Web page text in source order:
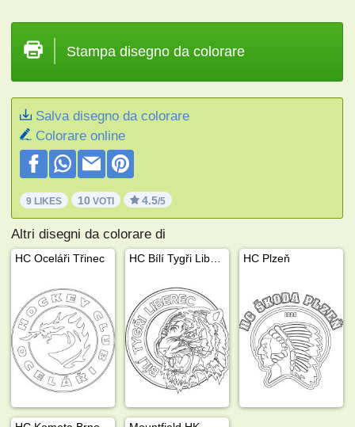
Stampa disegno da colorare
Salva disegno da colorare
Colorare online
9 LIKES 10 VOTI 4.5/5
Altri disegni da colorare di
HC Oceláři Třinec HC Plzeň